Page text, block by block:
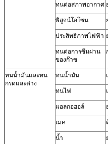
ทนต่อสภาพอากาศ
พิสูจน์โอโซน
ประสิทธิภาพไฟฟ้า
ทนต่อการซึมผ่าน
ของก๊าซ
ทนน้ำมันและทน
กรดและด่าง
ทนน้ำมัน
ทนไฟ
แอลกอฮอล์
เมค
น้ำ